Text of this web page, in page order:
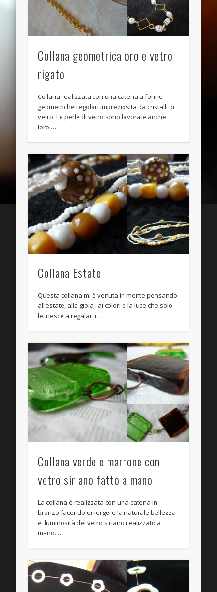
June 2013
BRACCIALI
COLLANE E PENDENTI
ORECCHINI
EntriesRSS
CommentsRSS
WordPress.org
Collana geometrica oro e vetro
rigato
Collana realizzata con una catena a forme
geometriche regolari impreziosita da cristalli di
vetro. Le perle di vetro sono lavorate anche
loro …
Collana Estate
Questa collana mi è venuta in mente pensando
all’estate, alla gioia, ai colori e la luce che solo
lei riesce a regalarci. …
Collana verde e marrone con
vetro siriano fatto a mano
La collana è realizzata con una catena in
bronzo facendo emergere la naturale bellezza
e luminosità del vetro siriano realizzato a
mano. …